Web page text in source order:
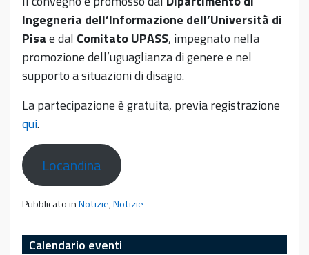
Ingegneria dell’Informazione dell’Università di
Pisae dal Comitato UPASS, impegnato nella
promozione dell’uguaglianza di genere e nel
supporto a situazioni di disagio.
La partecipazione è gratuita, previa registrazione
qui.
Locandina
Pubblicato inNotizie,Notizie
Calendario eventi